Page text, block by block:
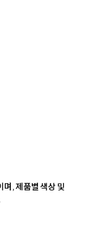
며, 제품별 색상 및